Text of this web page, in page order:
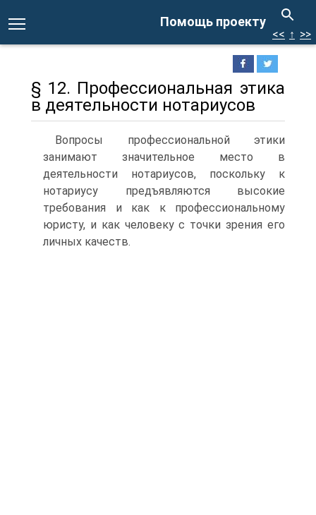
Помощь проекту
<< ↑ >>
§ 12. Профессиональная этика
в деятельности нотариусов
Вопросы профессиональной этики
занимают значительное место в
деятельности нотариусов, поскольку к
нотариусу предъявляются высокие
требования и как к профессиональному
юристу, и как человеку с точки зрения его
личных качеств.